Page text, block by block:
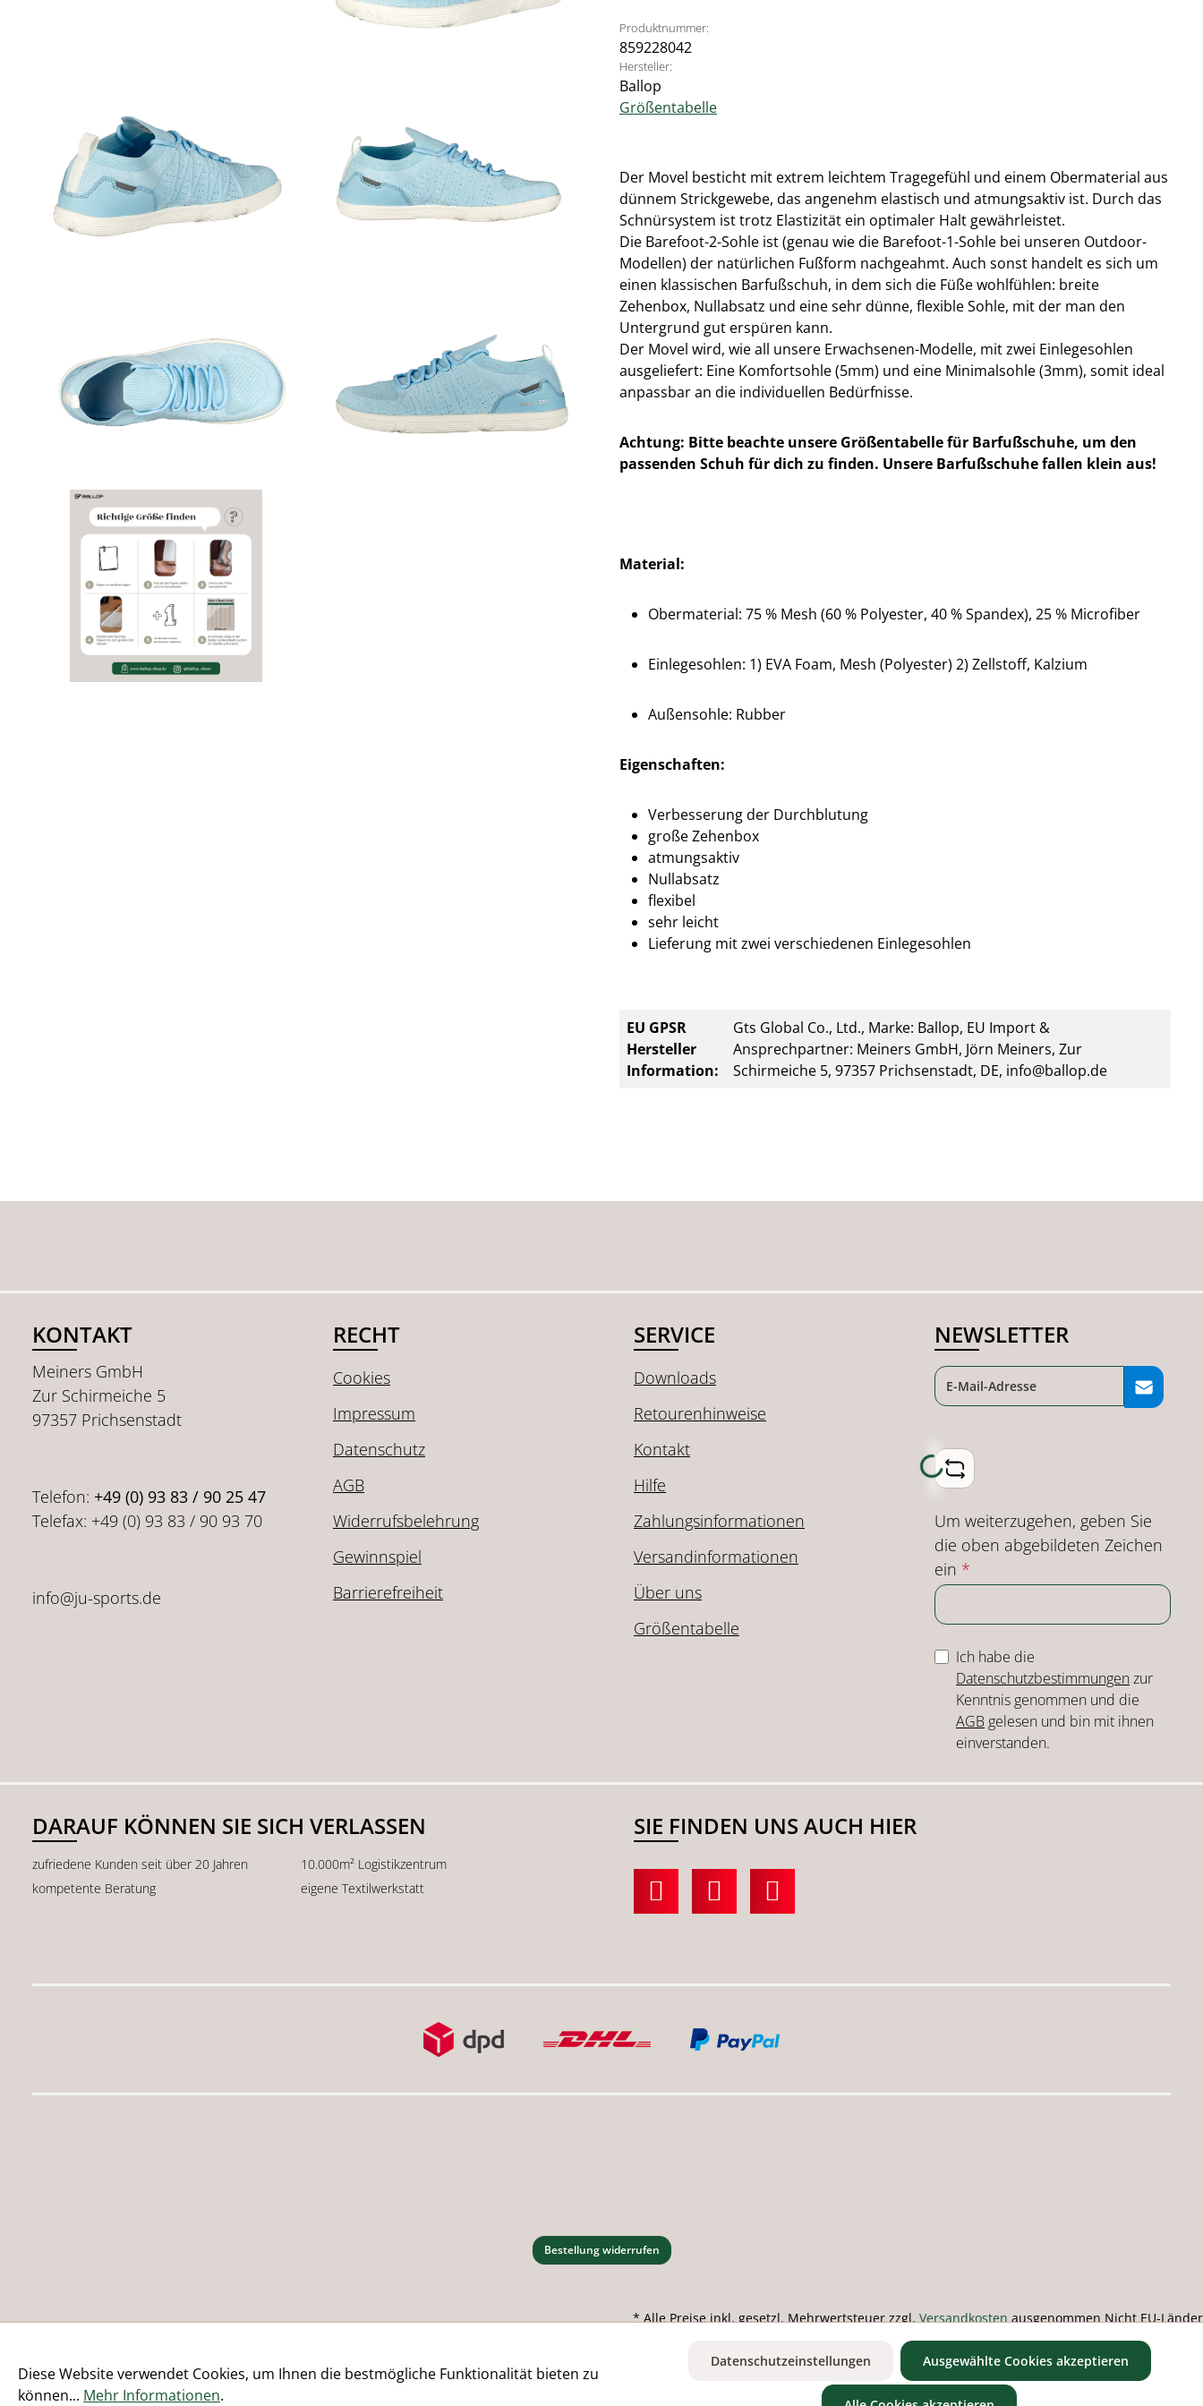
Produktnummer:
859228042
Hersteller:
Ballop
Größentabelle
Der Movel besticht mit extrem leichtem Tragegefühl und einem Obermaterial aus
dünnem Strickgewebe, das angenehm elastisch und atmungsaktiv ist. Durch das
Schnürsystem ist trotz Elastizität ein optimaler Halt gewährleistet.
Die Barefoot-2-Sohle ist (genau wie die Barefoot-1-Sohle bei unseren Outdoor-
Modellen) der natürlichen Fußform nachgeahmt. Auch sonst handelt es sich um
einen klassischen Barfußschuh, in dem sich die Füße wohlfühlen: breite
Zehenbox, Nullabsatz und eine sehr dünne, flexible Sohle, mit der man den
Untergrund gut erspüren kann.
Der Movel wird, wie all unsere Erwachsenen-Modelle, mit zwei Einlegesohlen
ausgeliefert: Eine Komfortsohle (5mm) und eine Minimalsohle (3mm), somit ideal
anpassbar an die individuellen Bedürfnisse.
Achtung: Bitte beachte unsere Größentabelle für Barfußschuhe, um den
passenden Schuh für dich zu finden. Unsere Barfußschuhe fallen klein aus!
Material:
Obermaterial: 75 % Mesh (60 % Polyester, 40 % Spandex), 25 % Microfiber
Einlegesohlen: 1) EVA Foam, Mesh (Polyester) 2) Zellstoff, Kalzium
Außensohle: Rubber
Eigenschaften:
Verbesserung der Durchblutung
große Zehenbox
atmungsaktiv
Nullabsatz
flexibel
sehr leicht
Lieferung mit zwei verschiedenen Einlegesohlen
EU GPSR
Hersteller
Information:
Gts Global Co., Ltd., Marke: Ballop, EU Import &
Ansprechpartner: Meiners GmbH, Jörn Meiners, Zur
Schirmeiche 5, 97357 Prichsenstadt, DE, info@ballop.de
KONTAKT
Meiners GmbH
Zur Schirmeiche 5
97357 Prichsenstadt
Telefon: +49 (0) 93 83 / 90 25 47
Telefax: +49 (0) 93 83 / 90 93 70
info@ju-sports.de
RECHT
Cookies
Impressum
Datenschutz
AGB
Widerrufsbelehrung
Gewinnspiel
Barrierefreiheit
SERVICE
Downloads
Retourenhinweise
Kontakt
Hilfe
Zahlungsinformationen
Versandinformationen
Über uns
Größentabelle
NEWSLETTER
Loading...
Um weiterzugehen, geben Sie
die oben abgebildeten Zeichen
ein *
Ich habe die
Datenschutzbestimmungenzur
Kenntnis genommen und die
AGB gelesen und bin mit ihnen
einverstanden.
DARAUF KÖNNEN SIE SICH VERLASSEN
zufriedene Kunden seit über 20 Jahren
10.000m² Logistikzentrum
kompetente Beratung
eigene Textilwerkstatt
SIE FINDEN UNS AUCH HIER
Bestellung widerrufen
* Alle Preise inkl. gesetzl. Mehrwertsteuer zzgl. Versandkosten ausgenommen Nicht EU-Länder
Diese Website verwendet Cookies, um Ihnen die bestmögliche Funktionalität bieten zu
können... Mehr Informationen.
Datenschutzeinstellungen Ausgewählte Cookies akzeptieren